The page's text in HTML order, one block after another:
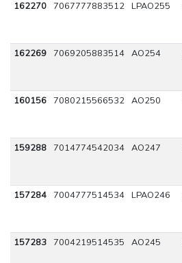
162270 7067777883512 LPAO255
162269 7069205883514 AO254
160156 7080215566532 AO250
159288 7014774542034 AO247
157284 7004777514534 LPAO246
157283 7004219514535 AO245